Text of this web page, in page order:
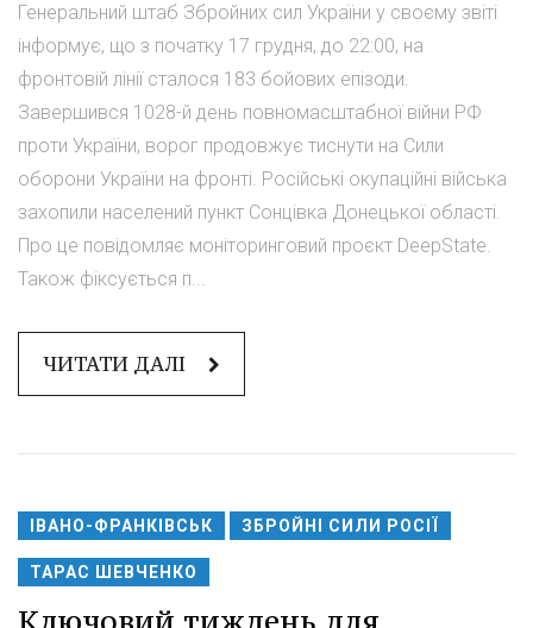
Генеральний штаб Збройних сил України у своєму звіті
інформує, що з початку 17 грудня, до 22:00, на
фронтовій лінії сталося 183 бойових епізоди.
Завершився 1028-й день повномасштабної війни РФ
проти України, ворог продовжує тиснути на Сили
оборони України на фронті. Російські окупаційні війська
захопили населений пункт Сонцівка Донецької області.
Про це повідомляє моніторинговий проєкт DeepState.
Також фіксується п...
ЧИТАТИ ДАЛІ
ІВАНО-ФРАНКІВСЬК ЗБРОЙНІ СИЛИ РОСІЇ
ТАРАС ШЕВЧЕНКО